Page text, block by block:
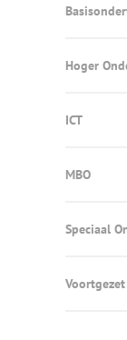
Hoger
ICT
MBO
Speciaal